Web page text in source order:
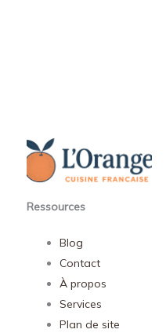
Ressources
Blog
Contact
À propos
Services
Plan de site